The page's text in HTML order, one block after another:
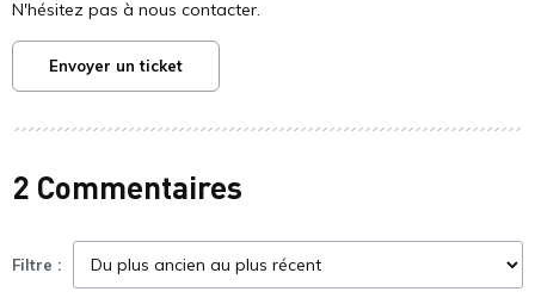
N'hésitez pas à nous contacter.
Envoyer un ticket
2 Commentaires
Filtre :